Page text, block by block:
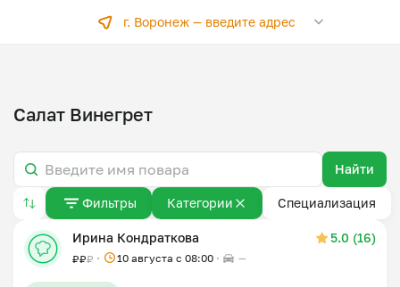
г. Воронеж —введите адрес
Салат Винегрет
Найти
Фильтры Категории Специализация
Ирина Кондраткова 5.0 (16)
₽₽₽ 10 августа с 08:00 —